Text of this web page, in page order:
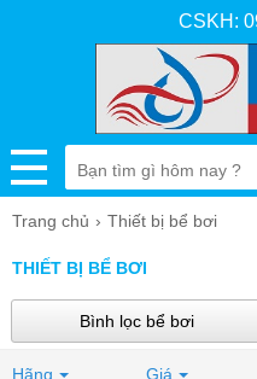
CSKH:
Trang chủ Thiết bị bể bơi
THIẾT BỊ BỂ BƠI
Bình lọc bể bơi
Máy gia nhiệt bể bơi
Hãng Giá